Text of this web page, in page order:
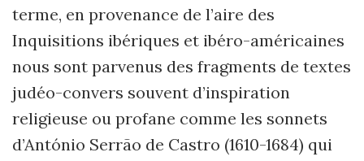
terme, en provenance de l’aire des
Inquisitions ibériques et ibéro-américaines
nous sont parvenus des fragments de textes
judéo-convers souvent d’inspiration
religieuse ou profane comme les sonnets
d’António Serrão de Castro (1610-1684) qui